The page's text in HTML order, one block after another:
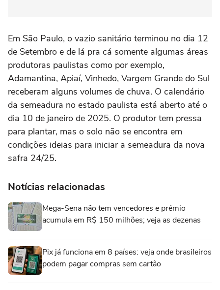
Em São Paulo, o vazio sanitário terminou no dia 12
de Setembro e de lá pra cá somente algumas áreas
produtoras paulistas como por exemplo,
Adamantina, Apiaí, Vinhedo, Vargem Grande do Sul
receberam alguns volumes de chuva. O calendário
da semeadura no estado paulista está aberto até o
dia 10 de janeiro de 2025. O produtor tem pressa
para plantar, mas o solo não se encontra em
condições ideias para iniciar a semeadura da nova
safra 24/25.
Notícias relacionadas
Mega-Sena não tem vencedores e prêmio
acumula em R$ 150 milhões; veja as dezenas
Pix já funciona em 8 países: veja onde brasileiros
podem pagar compras sem cartão